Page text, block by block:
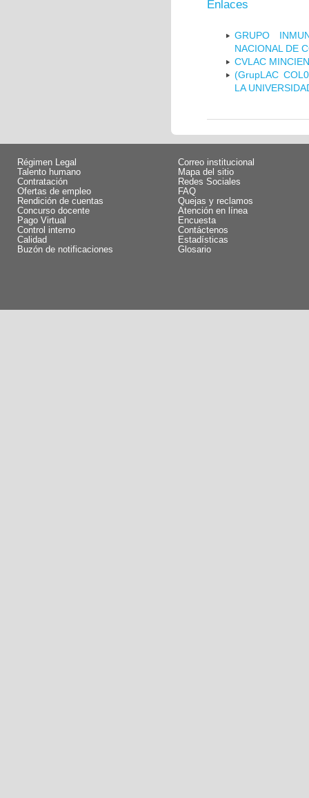
Enlaces
GRUPO
NACIONAL DE
CVLAC
(GrupLAC
LA
Régimen Legal
Talento humano
Contratación
Ofertas de empleo
Rendición de cuentas
Concurso docente
Pago Virtual
Control interno
Calidad
Buzón de notificaciones
Correo institucional
Mapa del sitio
Redes Sociales
FAQ
Quejas y reclamos
Atención en línea
Encuesta
Contáctenos
Estadísticas
Glosario